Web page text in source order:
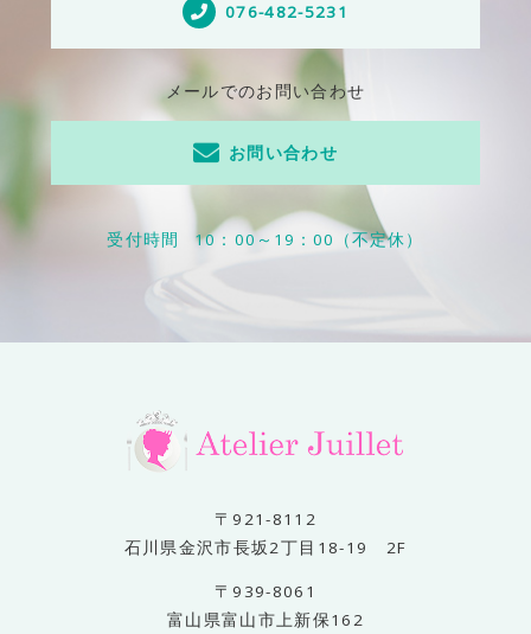
076-482-5231
メールでのお問い合わせ
お問い合わせ
受付時間 10：00～19：00（不定休）
〒921-8112
石川県金沢市長坂2丁目18-19 2F
〒939-8061
富山県富山市上新保162